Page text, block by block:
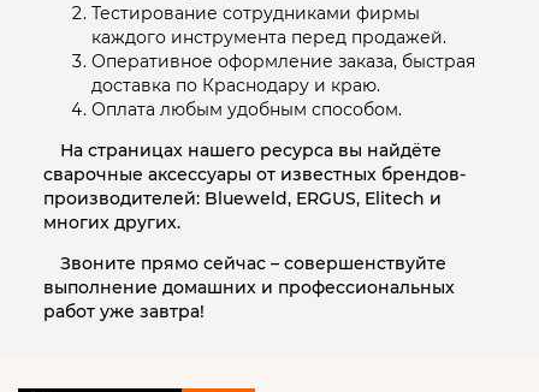
Тестирование сотрудниками фирмы
каждого инструмента перед продажей.
Оперативное оформление заказа, быстрая
доставка по Краснодару и краю.
Оплата любым удобным способом.
На страницах нашего ресурса вы найдёте
cварочные аксессуары от известных брендов-
производителей: Blueweld, ERGUS, Elitech и
многих других.
Звоните прямо сейчас – совершенствуйте
выполнение домашних и профессиональных
работ уже завтра!